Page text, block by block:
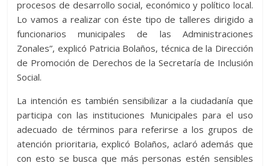
procesos de desarrollo social, económico y político local.
Lo vamos a realizar con éste tipo de talleres dirigido a
funcionarios municipales de las Administraciones
Zonales”, explicó Patricia Bolaños, técnica de la Dirección
de Promoción de Derechos de la Secretaría de Inclusión
Social.
La intención es también sensibilizar a la ciudadanía que
participa con las instituciones Municipales para el uso
adecuado de términos para referirse a los grupos de
atención prioritaria, explicó Bolaños, aclaró además que
con esto se busca que más personas estén sensibles